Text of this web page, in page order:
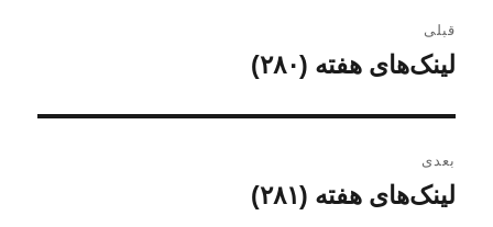
ا
ر
قبلی
ش
ه
لینک‌های هفته (۲۸۰)
بعدی
لینک‌های هفته (۲۸۱)